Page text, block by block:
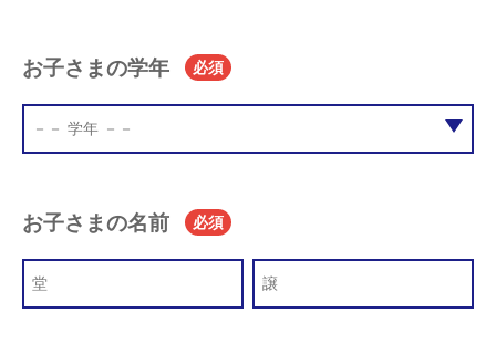
お子さまの学年 必須
お子さまの名前 必須